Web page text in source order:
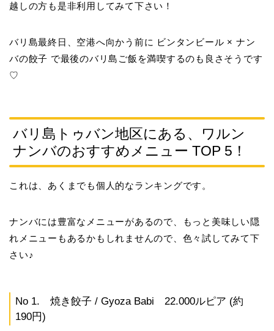
越しの方も是非利用してみて下さい！
バリ島最終日、空港へ向かう前に ビンタンビール × ナン
バの餃子 で最後のバリ島ご飯を満喫するのも良さそうです
♡
バリ島トゥバン地区にある、ワルン
ナンバのおすすめメニュー TOP 5！
これは、あくまでも個人的なランキングです。
ナンバには豊富なメニューがあるので、もっと美味しい隠
れメニューもあるかもしれませんので、色々試してみて下
さい♪
No 1. 焼き餃子 / Gyoza Babi 22.000ルピア (約
190円)